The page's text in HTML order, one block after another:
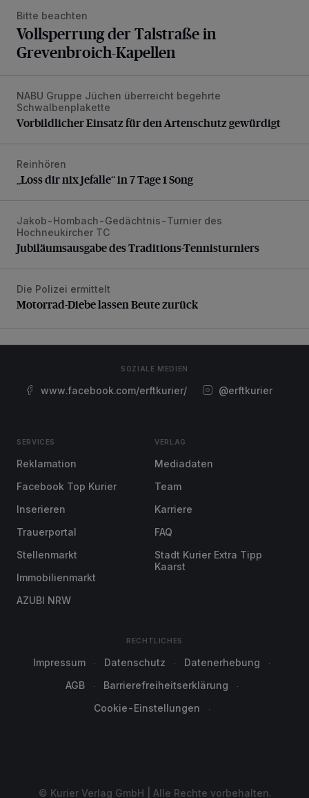
Bitte beachten
Vollsperrung der Talstraße in
Grevenbroich-Kapellen
Vorbildlicher Einsatz für den Artenschutz gewürdigt
NABU Gruppe Jüchen überreicht begehrte
Schwalbenplakette
Vorbildlicher Einsatz für den Artenschutz gewürdigt
„Loss dir nix jefalle“ in 7 Tage 1 Song
Reinhören
„Loss dir nix jefalle“ in 7 Tage 1 Song
Jubiläumsausgabe des Traditions-Tennisturniers
Jakob-Hombach-Gedächtnis-Turnier des
Hochneukircher TC
Jubiläumsausgabe des Traditions-Tennisturniers
Motorrad-Diebe lassen Beute zurück
Die Polizei ermittelt
Motorrad-Diebe lassen Beute zurück
SOZIALE MEDIEN
www.facebook.com/erftkurier/ @erftkurier
SERVICES
Reklamation
Facebook Top Kurier
Inserieren
Trauerportal
Stellenmarkt
Immobilienmarkt
AZUBI NRW
VERLAG
Mediadaten
Team
Karriere
FAQ
Stadt Kurier Extra Tipp
Kaarst
RECHTLICHES
Impressum Datenschutz
Datenerhebung
AGB
Barrierefreiheitserklärung
Cookie-Einstellungen
© Kurier Verlag GmbH | Alle Rechte vorbehalten.